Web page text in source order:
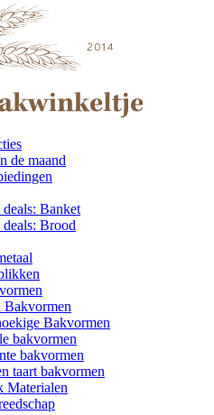
de maand
Banket
Brood
Bakvormen
bakvormen
bakvormen
taart bakvormen
Materialen